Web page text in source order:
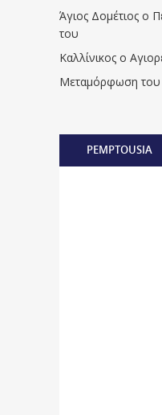
Άγιος Δομέτιος ο
του
Καλλίνικος ο
Μεταμόρφωση του
PEMPTOUSIA